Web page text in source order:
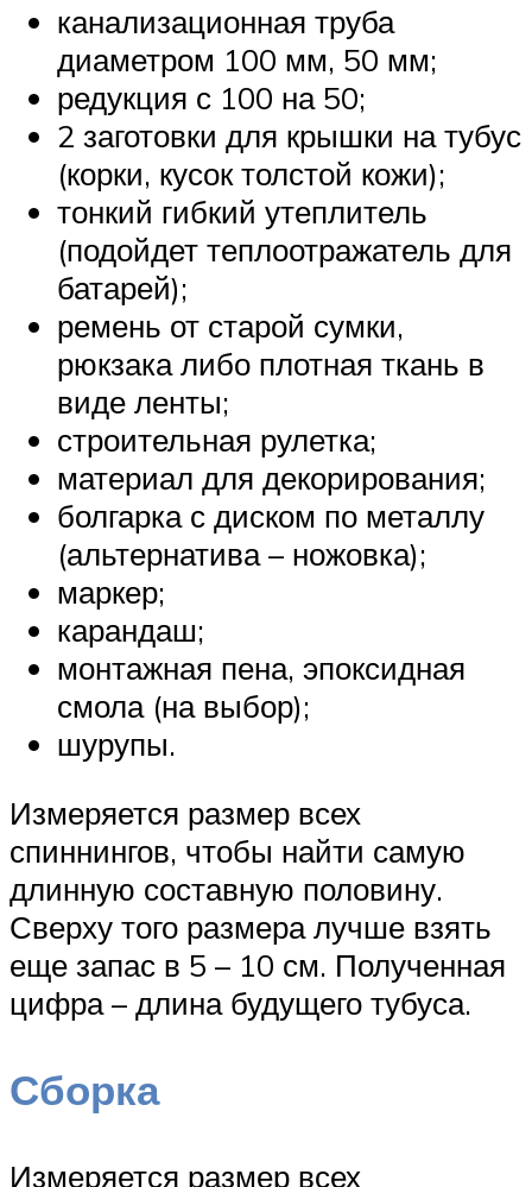
канализационная труба
диаметром 100 мм, 50 мм;
редукция с 100 на 50;
2 заготовки для крышки на тубус
(корки, кусок толстой кожи);
тонкий гибкий утеплитель
(подойдет теплоотражатель для
батарей);
ремень от старой сумки,
рюкзака либо плотная ткань в
виде ленты;
строительная рулетка;
материал для декорирования;
болгарка с диском по металлу
(альтернатива – ножовка);
маркер;
карандаш;
монтажная пена, эпоксидная
смола (на выбор);
шурупы.
Измеряется размер всех
спиннингов, чтобы найти самую
длинную составную половину.
Сверху того размера лучше взять
еще запас в 5 – 10 см. Полученная
цифра – длина будущего тубуса.
Сборка
Измеряется размер всех